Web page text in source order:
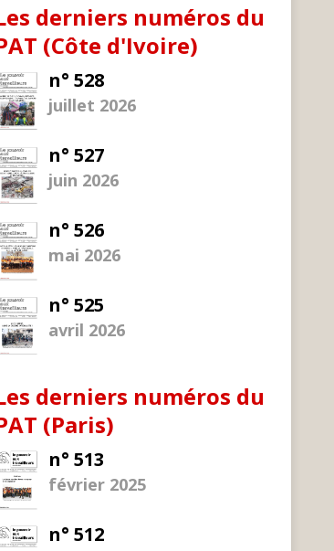
derniers numéros du
(Côte d'Ivoire)
n° 528
juillet 2026
n° 527
juin 2026
n° 526
mai 2026
n° 525
avril 2026
derniers numéros du
(Paris)
n° 513
février 2025
n° 512